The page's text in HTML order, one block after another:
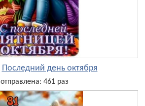
Последний день октября
отправлена: 461 раз